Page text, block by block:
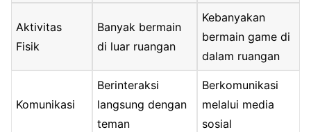
Aktivitas
Fisik
Banyak bermain
di luar ruangan
Kebanyakan
bermain game di
dalam ruangan
Komunikasi
Berinteraksi
langsung dengan
teman
Berkomunikasi
melalui media
sosial